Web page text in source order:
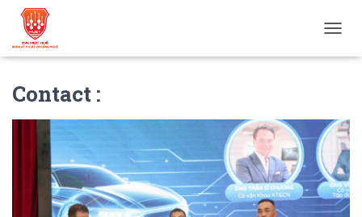
O
E
N
V
I
G
A
Contact :